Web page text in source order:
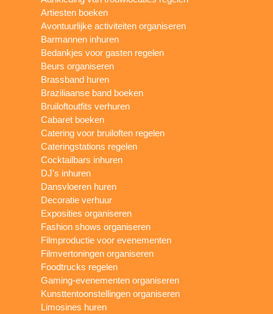
Artiesten boeken
Avontuurlijke activiteiten organiseren
Barmannen inhuren
Bedankjes voor gasten regelen
Beurs organiseren
Brassband huren
Braziliaanse band boeken
Bruiloftoutfits verhuren
Cabaret boeken
Catering voor bruiloften regelen
Cateringstations regelen
Cocktailbars inhuren
DJ's inhuren
Dansvloeren huren
Decoratie verhuur
Exposities organiseren
Fashion shows organiseren
Filmproductie voor evenementen
Filmvertoningen organiseren
Foodtrucks regelen
Gaming-evenementen organiseren
Kunsttentoonstellingen organiseren
Limosines huren